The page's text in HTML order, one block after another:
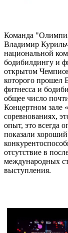
Команда
Владимир
национальной
бодибилдингу и
открытом
которого прошел
фитнесса и
общее число
Концертном зале
соревнованиях,
опыт, это всегда
показали
отсутствие в
международных
выступления.